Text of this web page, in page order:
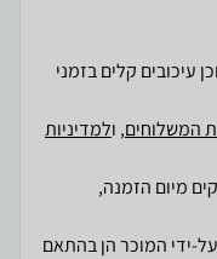
עיכובים קלים בזמני
המשלוחים, ולמדיניות
ידי המוכר הן בהתאם